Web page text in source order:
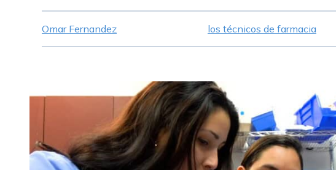
Omar Fernandez los técnicos de farmacia